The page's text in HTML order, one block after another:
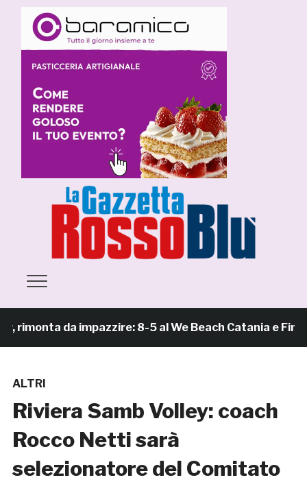
da impazzire: 8-5 al We Beach Catania e Finale
ALTRI
Riviera Samb Volley: coach
Rocco Netti sarà
selezionatore del Comitato